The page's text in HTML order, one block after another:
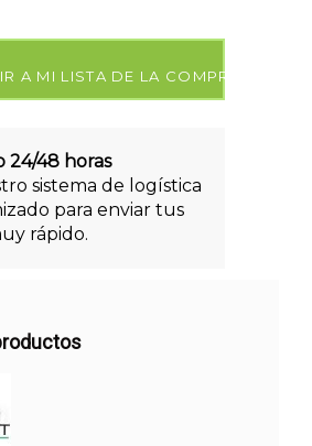
A MI LISTA DE LA COMPRA
24/48 horas
sistema de logística
para enviar tus
rápido.